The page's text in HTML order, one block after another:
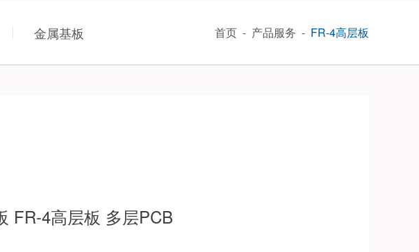
金属基板 首页 - 产品服务 - FR-4高层板
FR-4高层板 多层PCB